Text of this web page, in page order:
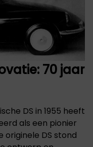
70 jaar
DS in 1955 heeft
als een pionier
originele DS stond